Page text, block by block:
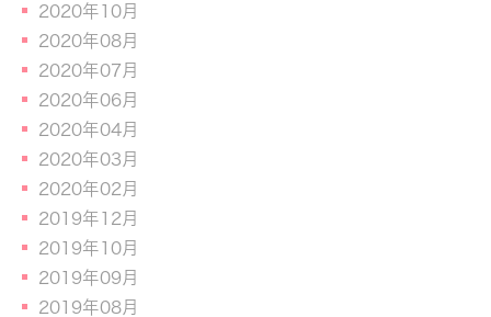
2020年10月
2020年08月
2020年07月
2020年06月
2020年04月
2020年03月
2020年02月
2019年12月
2019年10月
2019年09月
2019年08月